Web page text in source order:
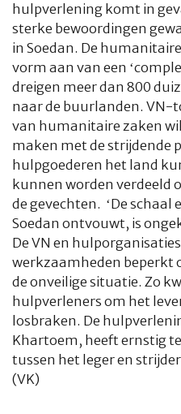
hulpverlening komt in
sterke bewoordingen
in Soedan. De
vorm aan van een
dreigen meer dan 800
naar de buurlanden.
van humanitaire zaken
maken met de strijdende
hulpgoederen het land
kunnen worden verdeeld
de gevechten. ‘De schaal
Soedan ontvouwt, is
De VN en
werkzaamheden beperkt
de onveilige situatie. Zo
hulpverleners om het
losbraken. De
Khartoem, heeft ernstig
tussen het leger en
(VK)